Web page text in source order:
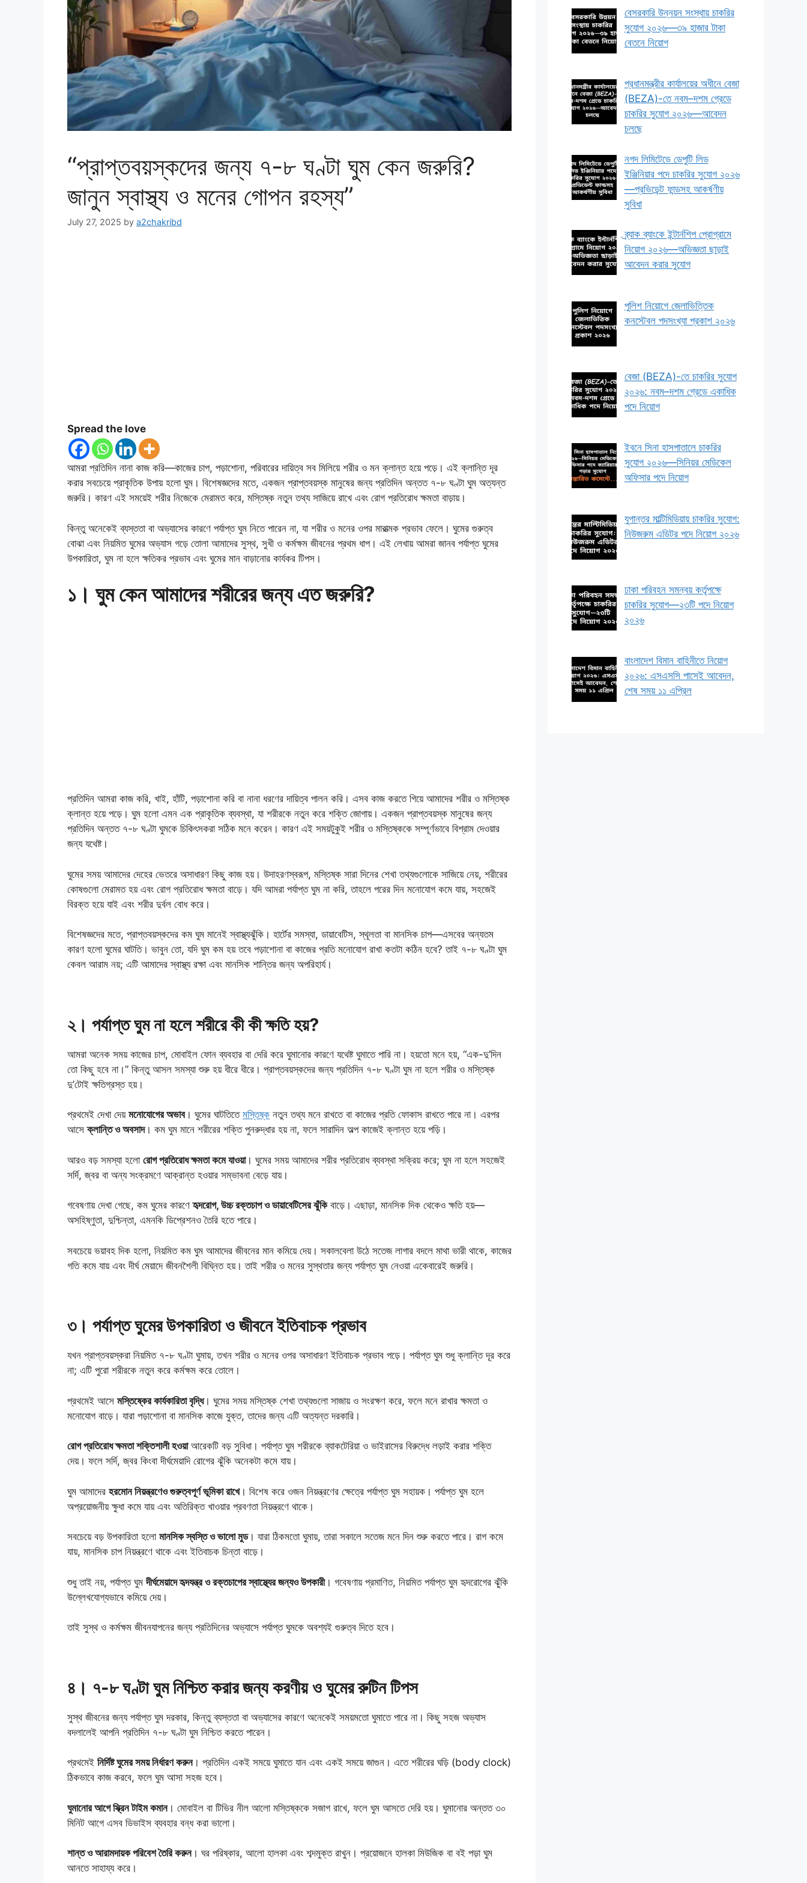
“প্রাপ্তবয়স্কদের জন্য ৭-৮ ঘণ্টা ঘুম কেন জরুরি?
জানুন স্বাস্থ্য ও মনের গোপন রহস্য”
July 27, 2025 by a2chakribd
Spread the love
আমরা প্রতিদিন নানা কাজ করি—কাজের চাপ, পড়াশোনা, পরিবারের দায়িত্ব সব মিলিয়ে শরীর ও মন ক্লান্ত হয়ে পড়ে। এই ক্লান্তি দূর
করার সবচেয়ে প্রাকৃতিক উপায় হলো ঘুম। বিশেষজ্ঞদের মতে, একজন প্রাপ্তবয়স্ক মানুষের জন্য প্রতিদিন অন্তত ৭-৮ ঘণ্টা ঘুম অত্যন্ত
জরুরি। কারণ এই সময়েই শরীর নিজেকে মেরামত করে, মস্তিষ্ক নতুন তথ্য সাজিয়ে রাখে এবং রোগ প্রতিরোধ ক্ষমতা বাড়ায়।
কিন্তু অনেকেই ব্যস্ততা বা অভ্যাসের কারণে পর্যাপ্ত ঘুম নিতে পারেন না, যা শরীর ও মনের ওপর মারাত্মক প্রভাব ফেলে। ঘুমের গুরুত্ব
বোঝা এবং নিয়মিত ঘুমের অভ্যাস গড়ে তোলা আমাদের সুস্থ, সুখী ও কর্মক্ষম জীবনের প্রথম ধাপ। এই লেখায় আমরা জানব পর্যাপ্ত ঘুমের
উপকারিতা, ঘুম না হলে ক্ষতিকর প্রভাব এবং ঘুমের মান বাড়ানোর কার্যকর টিপস।
১। ঘুম কেন আমাদের শরীরের জন্য এত জরুরি?
প্রতিদিন আমরা কাজ করি, খাই, হাঁটি, পড়াশোনা করি বা নানা ধরণের দায়িত্ব পালন করি। এসব কাজ করতে গিয়ে আমাদের শরীর ও মস্তিষ্ক
ক্লান্ত হয়ে পড়ে। ঘুম হলো এমন এক প্রাকৃতিক ব্যবস্থা, যা শরীরকে নতুন করে শক্তি জোগায়। একজন প্রাপ্তবয়স্ক মানুষের জন্য
প্রতিদিন অন্তত ৭-৮ ঘণ্টা ঘুমকে চিকিৎসকরা সঠিক মনে করেন। কারণ এই সময়টুকুই শরীর ও মস্তিষ্ককে সম্পূর্ণভাবে বিশ্রাম দেওয়ার
জন্য যথেষ্ট।
ঘুমের সময় আমাদের দেহের ভেতরে অসাধারণ কিছু কাজ হয়। উদাহরণস্বরূপ, মস্তিষ্ক সারা দিনের শেখা তথ্যগুলোকে সাজিয়ে নেয়, শরীরের
কোষগুলো মেরামত হয় এবং রোগ প্রতিরোধ ক্ষমতা বাড়ে। যদি আমরা পর্যাপ্ত ঘুম না করি, তাহলে পরের দিন মনোযোগ কমে যায়, সহজেই
বিরক্ত হয়ে যাই এবং শরীর দুর্বল বোধ করে।
বিশেষজ্ঞদের মতে, প্রাপ্তবয়স্কদের কম ঘুম মানেই স্বাস্থ্যঝুঁকি। হার্টের সমস্যা, ডায়াবেটিস, স্থূলতা বা মানসিক চাপ—এসবের অন্যতম
কারণ হলো ঘুমের ঘাটতি। ভাবুন তো, যদি ঘুম কম হয় তবে পড়াশোনা বা কাজের প্রতি মনোযোগ রাখা কতটা কঠিন হবে? তাই ৭-৮ ঘণ্টা ঘুম
কেবল আরাম নয়; এটি আমাদের স্বাস্থ্য রক্ষা এবং মানসিক শান্তির জন্য অপরিহার্য।
২। পর্যাপ্ত ঘুম না হলে শরীরে কী কী ক্ষতি হয়?
আমরা অনেক সময় কাজের চাপ, মোবাইল ফোন ব্যবহার বা দেরি করে ঘুমানোর কারণে যথেষ্ট ঘুমাতে পারি না। হয়তো মনে হয়, “এক-দু’দিন
তো কিছু হবে না।” কিন্তু আসল সমস্যা শুরু হয় ধীরে ধীরে। প্রাপ্তবয়স্কদের জন্য প্রতিদিন ৭-৮ ঘণ্টা ঘুম না হলে শরীর ও মস্তিষ্ক
দু’টোই ক্ষতিগ্রস্ত হয়।
প্রথমেই দেখা দেয় মনোযোগের অভাব। ঘুমের ঘাটতিতে মস্তিষ্ক নতুন তথ্য মনে রাখতে বা কাজের প্রতি ফোকাস রাখতে পারে না। এরপর
আসেক্লান্তি ও অবসাদ। কম ঘুম মানে শরীরের শক্তি পুনরুদ্ধার হয় না, ফলে সারাদিন অল্প কাজেই ক্লান্ত হয়ে পড়ি।
আরও বড় সমস্যা হলো রোগ প্রতিরোধ ক্ষমতা কমে যাওয়া। ঘুমের সময় আমাদের শরীর প্রতিরোধ ব্যবস্থা সক্রিয় করে; ঘুম না হলে সহজেই
সর্দি, জ্বর বা অন্য সংক্রমণে আক্রান্ত হওয়ার সম্ভাবনা বেড়ে যায়।
গবেষণায় দেখা গেছে, কম ঘুমের কারণেহৃদরোগ, উচ্চ রক্তচাপ ও ডায়াবেটিসের ঝুঁকিবাড়ে। এছাড়া, মানসিক দিক থেকেও ক্ষতি হয়—
অসহিষ্ণুতা, দুশ্চিন্তা, এমনকি ডিপ্রেশনও তৈরি হতে পারে।
সবচেয়ে ভয়াবহ দিক হলো, নিয়মিত কম ঘুম আমাদের জীবনের মান কমিয়ে দেয়। সকালবেলা উঠে সতেজ লাগার বদলে মাথা ভারী থাকে, কাজের
গতি কমে যায় এবং দীর্ঘ মেয়াদে জীবনশৈলী বিঘ্নিত হয়। তাই শরীর ও মনের সুস্থতার জন্য পর্যাপ্ত ঘুম নেওয়া একেবারেই জরুরি।
৩। পর্যাপ্ত ঘুমের উপকারিতা ও জীবনে ইতিবাচক প্রভাব
যখন প্রাপ্তবয়স্করা নিয়মিত ৭-৮ ঘণ্টা ঘুমায়, তখন শরীর ও মনের ওপর অসাধারণ ইতিবাচক প্রভাব পড়ে। পর্যাপ্ত ঘুম শুধু ক্লান্তি দূর করে
না; এটি পুরো শরীরকে নতুন করে কর্মক্ষম করে তোলে।
প্রথমেই আসে মস্তিষ্কের কার্যকারিতা বৃদ্ধি। ঘুমের সময় মস্তিষ্ক শেখা তথ্যগুলো সাজায় ও সংরক্ষণ করে, ফলে মনে রাখার ক্ষমতা ও
মনোযোগ বাড়ে। যারা পড়াশোনা বা মানসিক কাজে যুক্ত, তাদের জন্য এটি অত্যন্ত দরকারি।
রোগ প্রতিরোধ ক্ষমতা শক্তিশালী হওয়াআরেকটি বড় সুবিধা। পর্যাপ্ত ঘুম শরীরকে ব্যাকটেরিয়া ও ভাইরাসের বিরুদ্ধে লড়াই করার শক্তি
দেয়। ফলে সর্দি, জ্বর কিংবা দীর্ঘমেয়াদি রোগের ঝুঁকি অনেকটা কমে যায়।
ঘুম আমাদের হরমোন নিয়ন্ত্রণেও গুরুত্বপূর্ণ ভূমিকা রাখে। বিশেষ করে ওজন নিয়ন্ত্রণের ক্ষেত্রে পর্যাপ্ত ঘুম সহায়ক। পর্যাপ্ত ঘুম হলে
অপ্রয়োজনীয় ক্ষুধা কমে যায় এবং অতিরিক্ত খাওয়ার প্রবণতা নিয়ন্ত্রণে থাকে।
সবচেয়ে বড় উপকারিতা হলো মানসিক স্বস্তি ও ভালো মুড। যারা ঠিকমতো ঘুমায়, তারা সকালে সতেজ মনে দিন শুরু করতে পারে। রাগ কমে
যায়, মানসিক চাপ নিয়ন্ত্রণে থাকে এবং ইতিবাচক চিন্তা বাড়ে।
শুধু তাই নয়, পর্যাপ্ত ঘুমদীর্ঘমেয়াদে হৃদযন্ত্র ও রক্তচাপের স্বাস্থ্যের জন্যও উপকারী। গবেষণায় প্রমাণিত, নিয়মিত পর্যাপ্ত ঘুম হৃদরোগের ঝুঁকি
উল্লেখযোগ্যভাবে কমিয়ে দেয়।
তাই সুস্থ ও কর্মক্ষম জীবনযাপনের জন্য প্রতিদিনের অভ্যাসে পর্যাপ্ত ঘুমকে অবশ্যই গুরুত্ব দিতে হবে।
৪ । ৭-৮ ঘণ্টা ঘুম নিশ্চিত করার জন্য করণীয় ও ঘুমের রুটিন টিপস
সুস্থ জীবনের জন্য পর্যাপ্ত ঘুম দরকার, কিন্তু ব্যস্ততা বা অভ্যাসের কারণে অনেকেই সময়মতো ঘুমাতে পারে না। কিছু সহজ অভ্যাস
বদলালেই আপনি প্রতিদিন ৭-৮ ঘণ্টা ঘুম নিশ্চিত করতে পারেন।
প্রথমেই নির্দিষ্ট ঘুমের সময় নির্ধারণ করুন। প্রতিদিন একই সময়ে ঘুমাতে যান এবং একই সময়ে জাগুন। এতে শরীরের ঘড়ি (body clock)
ঠিকভাবে কাজ করবে, ফলে ঘুম আসা সহজ হবে।
ঘুমানোর আগে স্ক্রিন টাইম কমান। মোবাইল বা টিভির নীল আলো মস্তিষ্ককে সজাগ রাখে, ফলে ঘুম আসতে দেরি হয়। ঘুমানোর অন্তত ৩০
মিনিট আগে এসব ডিভাইস ব্যবহার বন্ধ করা ভালো।
শান্ত ও আরামদায়ক পরিবেশ তৈরি করুন। ঘর পরিষ্কার, আলো হালকা এবং শব্দমুক্ত রাখুন। প্রয়োজনে হালকা মিউজিক বা বই পড়া ঘুম
আনতে সাহায্য করে।
বেসরকারি উন্নয়ন সংস্থায় চাকরির
সুযোগ ২০২৬—৩৯ হাজার টাকা
বেতনে নিয়োগ
প্রধানমন্ত্রীর কার্যালয়ের অধীনে বেজা
(BEZA)-তে নবম–দশম গ্রেডে
চাকরির সুযোগ ২০২৬—আবেদন
চলছে
নগদ লিমিটেডে ডেপুটি লিড
ইঞ্জিনিয়ার পদে চাকরির সুযোগ ২০২৬
—প্রভিডেন্ট ফান্ডসহ আকর্ষণীয়
সুবিধা
ব্র্যাক ব্যাংকে ইন্টার্নশিপ প্রোগ্রামে
নিয়োগ ২০২৬—অভিজ্ঞতা ছাড়াই
আবেদন করার সুযোগ
পুলিশ নিয়োগে জেলাভিত্তিক
কনস্টেবল পদসংখ্যা প্রকাশ ২০২৬
বেজা (BEZA)-তে চাকরির সুযোগ
২০২৬: নবম–দশম গ্রেডে একাধিক
পদে নিয়োগ
ইবনে সিনা হাসপাতালে চাকরির
সুযোগ ২০২৬—সিনিয়র মেডিকেল
অফিসার পদে নিয়োগ
যুগান্তর মাল্টিমিডিয়ায় চাকরির সুযোগ:
নিউজরুম এডিটর পদে নিয়োগ ২০২৬
ঢাকা পরিবহন সমন্বয় কর্তৃপক্ষে
চাকরির সুযোগ—২৩টি পদে নিয়োগ
২০২৬
বাংলাদেশ বিমান বাহিনীতে নিয়োগ
২০২৬: এসএসসি পাসেই আবেদন,
শেষ সময় ১১ এপ্রিল